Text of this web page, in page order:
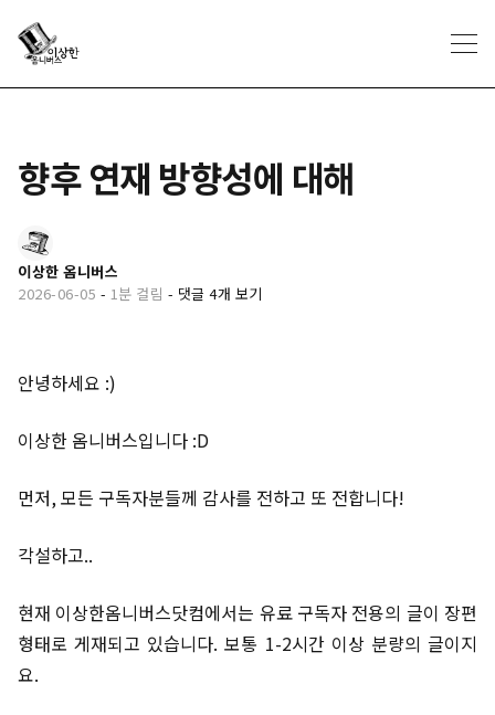
향후 연재 방향성에 대해
이상한 옴니버스
2026-06-05 - 1분 걸림 - 댓글 4개 보기
안녕하세요 :)
이상한 옴니버스입니다 :D
먼저, 모든 구독자분들께 감사를 전하고 또 전합니다!
각설하고..
현재 이상한옴니버스닷컴에서는 유료 구독자 전용의 글이 장편
형태로 게재되고 있습니다. 보통 1-2시간 이상 분량의 글이지
요.